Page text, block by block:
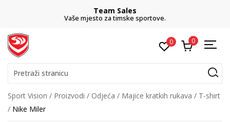
Team Sales
Vaše mjesto za timske sportove.
0 0
Pretraži stranicu
Sport Vision Proizvodi Odjeća Majice kratkih rukava
T-shirt
Nike Miler